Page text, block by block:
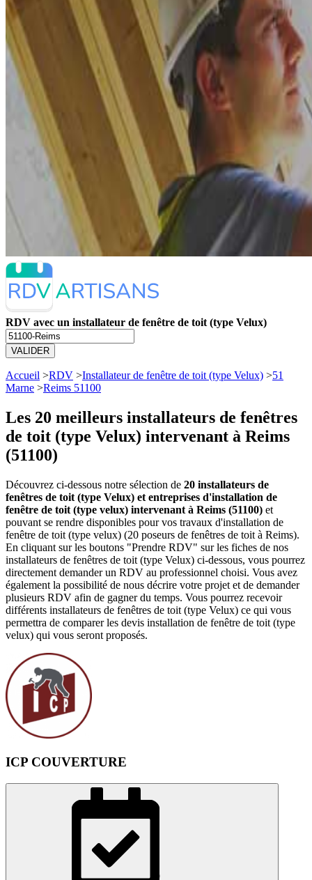
RDV avec un installateur de fenêtre de toit (type Velux)
VALIDER
Accueil >RDV >Installateur de fenêtre de toit (type Velux) >51
Marne >Reims 51100
Les 20 meilleurs installateurs de fenêtres
de toit (type Velux) intervenant à Reims
(51100)
Découvrez ci-dessous notre sélection de 20 installateurs de
fenêtres de toit (type Velux) et entreprises d'installation de
fenêtre de toit (type velux) intervenant à Reims (51100) et
pouvant se rendre disponibles pour vos travaux d'installation de
fenêtre de toit (type velux) (20 poseurs de fenêtres de toit à Reims).
En cliquant sur les boutons "Prendre RDV" sur les fiches de nos
installateurs de fenêtres de toit (type Velux) ci-dessous, vous pourrez
directement demander un RDV au professionnel choisi. Vous avez
également la possibilité de nous décrire votre projet et de demander
plusieurs RDV afin de gagner du temps. Vous pourrez recevoir
différents installateurs de fenêtres de toit (type Velux) ce qui vous
permettra de comparer les devis installation de fenêtre de toit (type
velux) qui vous seront proposés.
ICP COUVERTURE